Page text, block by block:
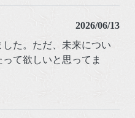
2026/06/13
た。ただ、未来につい
て欲しいと思ってま